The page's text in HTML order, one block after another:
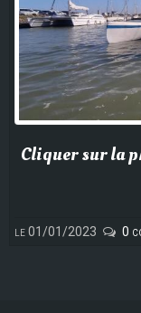
le 01/01/2023 0
Cliquer sur la